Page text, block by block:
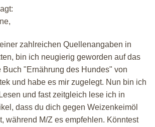
zahlreichen Quellenangaben in
bin ich neugierig geworden auf das
Buch "Ernährung des Hundes" von
und habe es mir zugelegt. Nun bin ich
und fast zeitgleich lese ich in
dass du dich gegen Weizenkeimöl
während M/Z es empfehlen. Könntest